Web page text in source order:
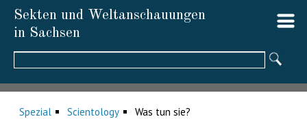
Sekten und Weltanschauungen
in Sachsen
Suchbegriffe
Spezial Scientology Was tun sie?